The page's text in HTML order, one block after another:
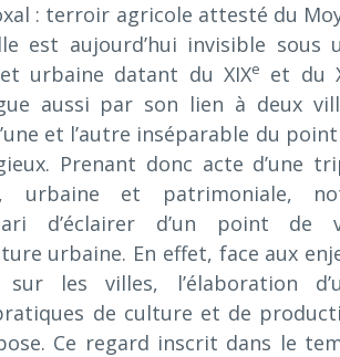
: terroir agricole attesté du
est aujourd’hui invisible sous
urbaine datant du XIXe et du
aussi par son lien à deux
et l’autre inséparable du
Prenant donc acte d’une
urbaine et patrimoniale,
d’éclairer d’un point de
urbaine. En effet, face aux
sur les villes, l’élaboration
de culture et de
Ce regard inscrit dans le